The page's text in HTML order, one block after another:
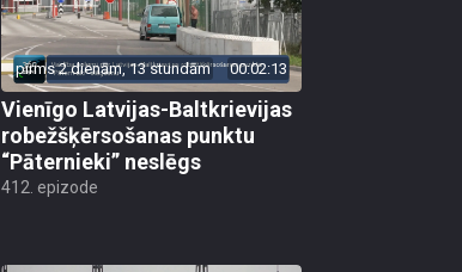
pirms 2 dienām, 13 stundām 00:02:13
Vienīgo Latvijas-Baltkrievijas
robežšķērsošanas punktu
“Pāternieki” neslēgs
412. epizode